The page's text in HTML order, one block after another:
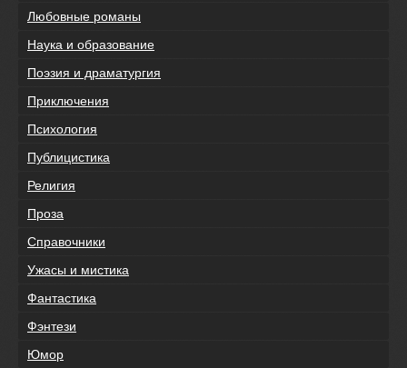
Любовные романы
Наука и образование
Поэзия и драматургия
Приключения
Психология
Публицистика
Религия
Проза
Справочники
Ужасы и мистика
Фантастика
Фэнтези
Юмор